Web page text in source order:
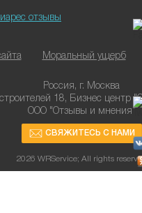
отзывы
Моральный ущерб
Россия, г. Москва
18, Бизнес центр
ООО "Отзывы и мнения"
СВЯЖИТЕСЬ С НАМИ
2026 WRService; All rights